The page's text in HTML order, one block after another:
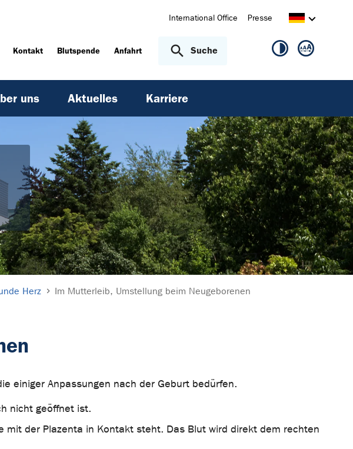
International Office Presse
Kontakt Blutspende Anfahrt Suche
uns Aktuelles Karriere
Herz Im Mutterleib, Umstellung beim Neugeborenen
einiger Anpassungen nach der Geburt bedürfen.
nicht geöffnet ist.
der Plazenta in Kontakt steht. Das Blut wird direkt dem rechten